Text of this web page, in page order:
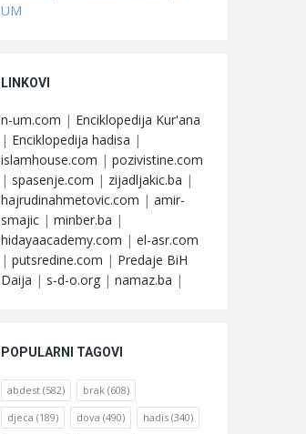
UM
LINKOVI
n-um.com | Enciklopedija Kur'ana
| Enciklopedija hadisa |
islamhouse.com | pozivistine.com
| spasenje.com | zijadljakic.ba |
hajrudinahmetovic.com | amir-
smajic | minber.ba |
hidayaacademy.com | el-asr.com
| putsredine.com | Predaje BiH
Daija | s-d-o.org | namaz.ba |
POPULARNI TAGOVI
abdest (582) brak (608)
djeca (189) dova (490) hadis (340)